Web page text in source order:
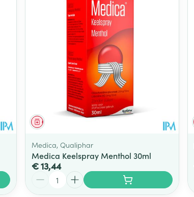
Geneesmiddel
Medica, Qualiphar
Medica Keelspray Menthol 30ml
€ 13,44